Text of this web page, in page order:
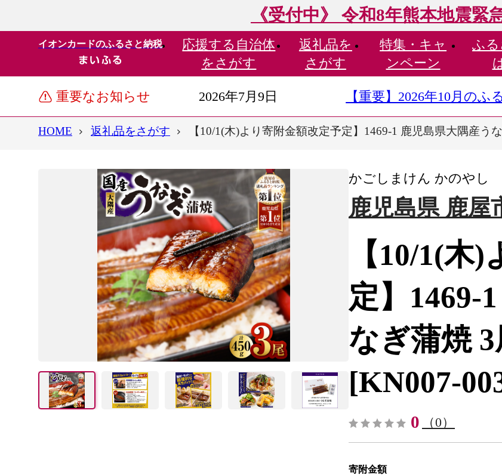
《受付中》 令和8年熊本地震緊
イオンカードのふるさと納税 応援する 自治体
をさがす
返礼品を
さがす
特集・ キャ
ンペーン
ふる
重要なお知らせ 2026年7月9日 【重要】2026年10月の
HOME 返礼品をさがす 【10/1(木)より寄附金額改定予定】1469-1 鹿児島県大隅産う
かごしまけん かのやし
鹿児島県 鹿屋
【10/1(木
定】1469-
なぎ蒲焼
[KN007-
0 （0）
寄附金額